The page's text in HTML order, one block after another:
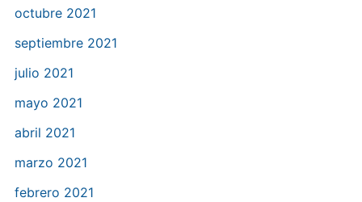
octubre 2021
septiembre 2021
julio 2021
mayo 2021
abril 2021
marzo 2021
febrero 2021